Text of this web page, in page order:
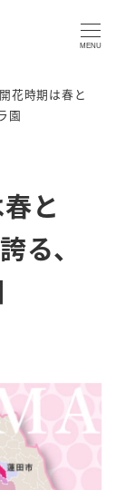
MENU
花時期は春と
園
と
る、